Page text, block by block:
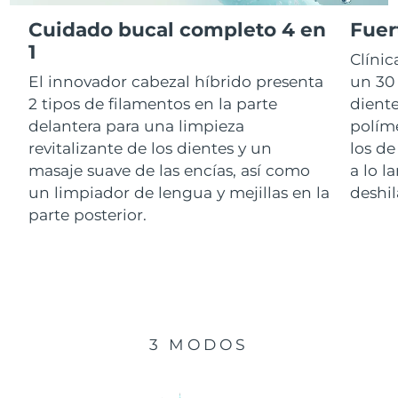
Cuidado bucal completo 4 en
1
El innovador cabezal híbrido presenta
2 tipos de filamentos en la parte
delantera para una limpieza
revitalizante de los dientes y un
masaje suave de las encías, así como
un limpiador de lengua y mejillas en la
parte posterior.
un
los
a lo
3 MODOS
RAE de Macao
(China)
Malasia Entrega prevista 8/13/26
Malta Entrega prevista 8/10/26
México Entrega prevista 8/14/26
Mónaco
Entrega prevista